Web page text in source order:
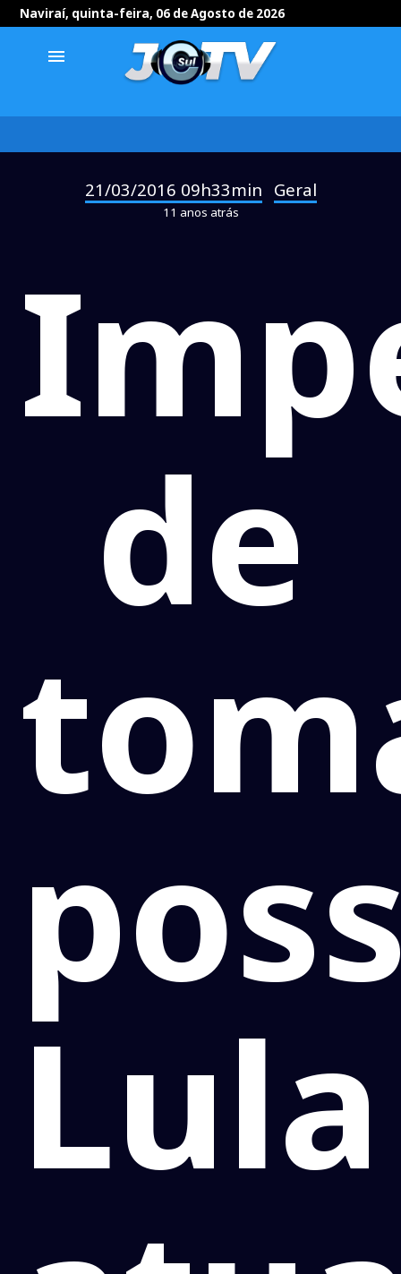
Naviraí, quinta-feira, 06 de Agosto de 2026
menu
21/03/2016 09h33min Geral
11 anos atrás
de
Lula